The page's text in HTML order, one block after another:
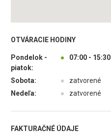
OTVÁRACIE HODINY
Pondelok -
piatok:
● 07:00 - 15:30
Sobota: ●
zatvorené
Nedeľa:
● zatvorené
FAKTURAČNÉ ÚDAJE